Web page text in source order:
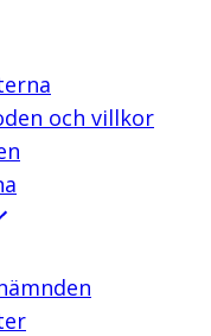
och villkor